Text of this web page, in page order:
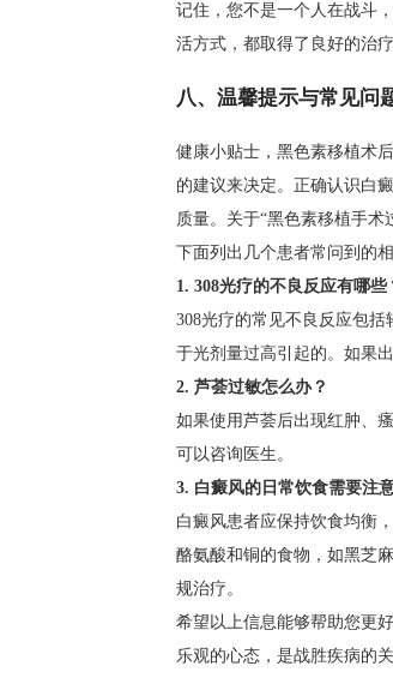
记住，您不是一个人在战斗
活方式，都取得了良好的治疗
八、温馨提示与常见问
健康小贴士，黑色素移植术
的建议来决定。正确认识白
质量。关于“黑色素移植手术
下面列出几个患者常问到的相
1. 308光疗的不良反应有哪些
308光疗的常见不良反应包
于光剂量过高引起的。如果
2. 芦荟过敏怎么办？
如果使用芦荟后出现红肿、
可以咨询医生。
3. 白癜风的日常饮食需要注
白癜风患者应保持饮食均衡
酪氨酸和铜的食物，如黑芝
规治疗。
希望以上信息能够帮助您更
乐观的心态，是战胜疾病的